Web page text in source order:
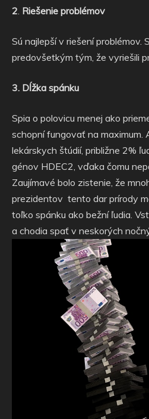
2. Riešenie problémov
Sú najlepší v riešení problémov.
predovšetkým tým, že vyriešili
3. Dĺžka spánku
Spia o polovicu menej ako
schopní fungovať na maximum.
lekárskych štúdií, približne 2%
génov HDEC2, vďaka čomu
Zaujímavé bolo zistenie, že
prezidentov tento dar prírody
toľko spánku ako bežní ľudia.
a chodia spať v neskorých